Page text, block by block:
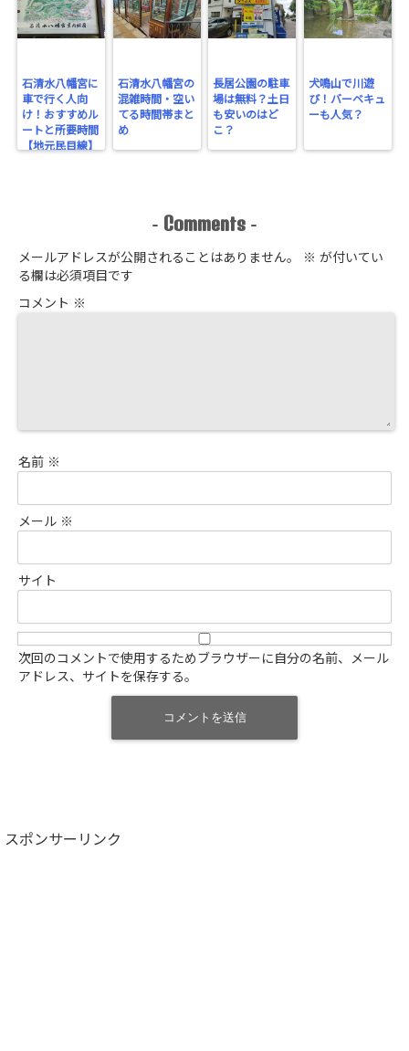
石清水八幡宮に
車で行く人向
け！おすすめル
ートと所要時間
【地元民目線】
石清水八幡宮の
混雑時間・空い
てる時間帯まと
め
長居公園の駐車
場は無料？土日
も安いのはど
こ？
犬鳴山で川遊
び！バーベキュ
ーも人気？
- Comments -
メールアドレスが公開されることはありません。 ※ が付いてい
る欄は必須項目です
コメント ※
名前 ※
メール ※
サイト
次回のコメントで使用するためブラウザーに自分の名前、メール
アドレス、サイトを保存する。
スポンサーリンク